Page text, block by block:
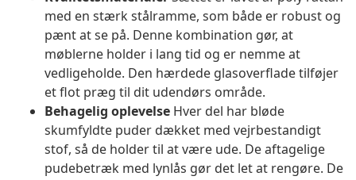
med en stærk stålramme, som både er robust og
pænt at se på. Denne kombination gør, at
møblerne holder i lang tid og er nemme at
vedligeholde. Den hærdede glasoverflade tilføjer
et flot præg til dit udendørs område.
Behagelig oplevelse Hver del har bløde
skumfyldte puder dækket med vejrbestandigt
stof, så de holder til at være ude. De aftagelige
pudebetræk med lynlås gør det let at rengøre. De